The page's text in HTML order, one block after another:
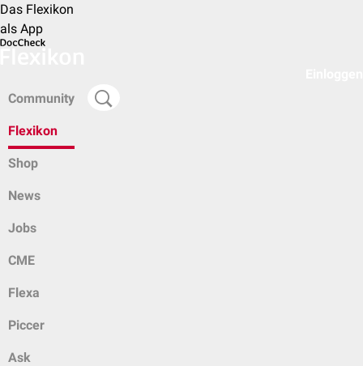
Das Flexikon
als App
Community
Flexikon
Shop
News
Jobs
CME
Flexa
Piccer
Ask